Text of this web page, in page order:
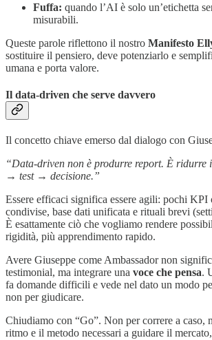
Fuffa: quando l’AI è solo un’etichetta
misurabili.
Queste parole riflettono il nostro Manifesto
sostituire il pensiero, deve potenziarlo e
umana e porta valore.
Il data-driven che serve davvero
Il concetto chiave emerso dal dialogo con
“Data-driven non è produrre report. È ridurre
→ test → decisione.”
Essere efficaci significa essere agili: pochi
condivise, base dati unificata e rituali brevi
È esattamente ciò che vogliamo rendere
rigidità, più apprendimento rapido.
Avere Giuseppe come Ambassador non
testimonial, ma integrare una voce che pensa.
fa domande difficili e vede nel dato un modo
non per giudicare.
Chiudiamo con “Go”. Non per correre a caso,
ritmo e il metodo necessari a guidare il